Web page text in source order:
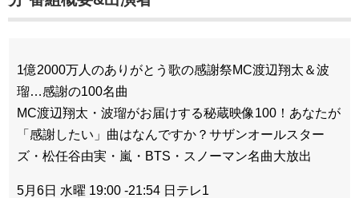
1億2000万人のありがとう歌の感謝祭MC渡辺翔太＆波
瑠…感謝の100名曲
MC渡辺翔太・波瑠がお届けする秘蔵映像100！あなたが
「感謝したい」曲はなんですか？サザンオールスター
ズ・松任谷由実・嵐・BTS・スノーマン名曲大放出
5月6日 水曜 19:00 -21:54 日テレ1